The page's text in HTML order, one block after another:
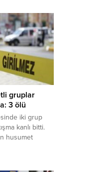
gruplar
3 ölü
iki grup
kanlı bitti.
husumet
kavgası
yaşamını